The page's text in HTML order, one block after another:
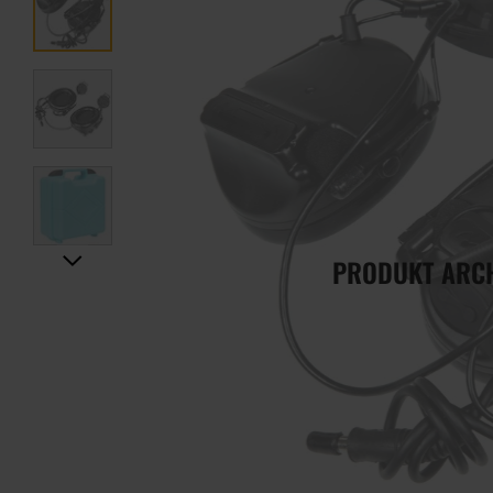
PRODUKT